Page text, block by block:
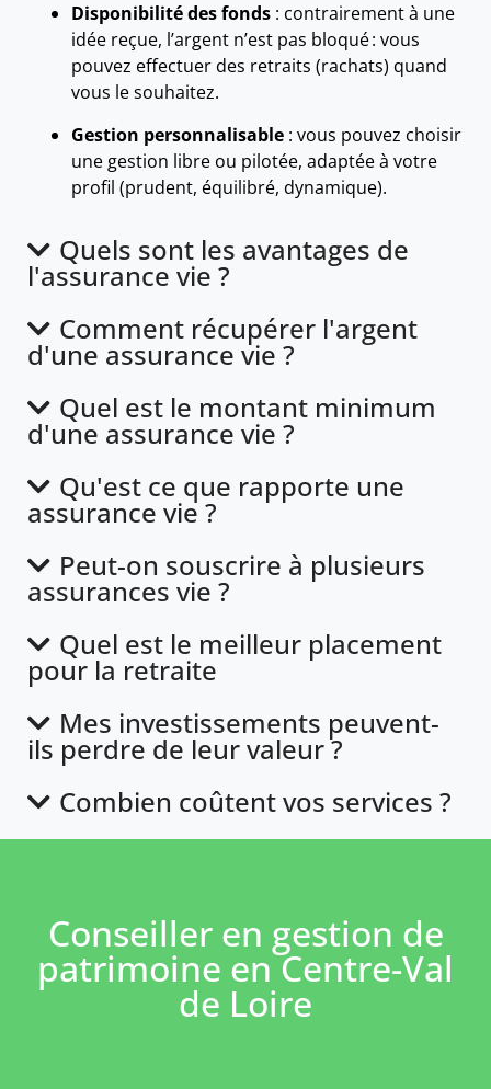
Disponibilité des fonds : contrairement à une
idée reçue, l’argent n’est pas bloqué : vous
pouvez effectuer des retraits (rachats) quand
vous le souhaitez.
Gestion personnalisable : vous pouvez choisir
une gestion libre ou pilotée, adaptée à votre
profil (prudent, équilibré, dynamique).
Quels sont les avantages de
l'assurance vie ?
Comment récupérer l'argent
d'une assurance vie ?
Quel est le montant minimum
d'une assurance vie ?
Qu'est ce que rapporte une
assurance vie ?
Peut-on souscrire à plusieurs
assurances vie ?
Quel est le meilleur placement
pour la retraite
Mes investissements peuvent-
ils perdre de leur valeur ?
Combien coûtent vos services ?
Conseiller en gestion de
patrimoine en Centre-Val
de Loire